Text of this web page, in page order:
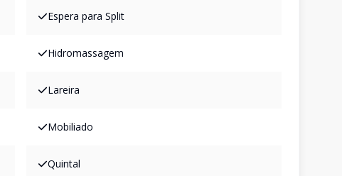
Espera para Split
Hidromassagem
Lareira
Mobiliado
Quintal